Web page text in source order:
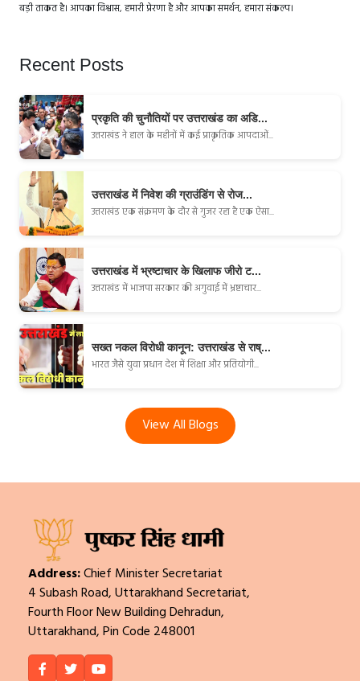
बड़ी ताकत है। आपका विश्वास, हमारी प्रेरणा है और आपका समर्थन, हमारा संकल्प।
Recent Posts
प्रकृति की चुनौतियों पर उत्तराखंड का अडि...
उत्तराखंड ने हाल के महीनों में कई प्राकृतिक आपदाओं...
उत्तराखंड में निवेश की ग्राउंडिंग से रोज...
उत्तराखंड एक संक्रमण के दौर से गुजर रहा है एक ऐसा...
उत्तराखंड में भ्रष्टाचार के खिलाफ जीरो ट...
उत्तराखंड में भाजपा सरकार की अगुवाई में भ्रष्टाचार...
सख्त नकल विरोधी कानून: उत्तराखंड से राष्...
भारत जैसे युवा प्रधान देश में शिक्षा और प्रतियोगी...
View All Blogs
Address:Chief Minister Secretariat
4 Subash Road, Uttarakhand Secretariat,
Fourth Floor New Building Dehradun,
Uttarakhand, Pin Code 248001